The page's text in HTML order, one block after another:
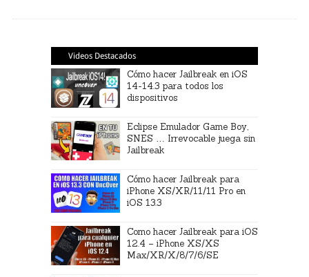
Videos Destacados
Cómo hacer Jailbreak en iOS
14-14.3 para todos los
dispositivos
Eclipse Emulador Game Boy,
SNES … Irrevocable juega sin
Jailbreak
Cómo hacer Jailbreak para
iPhone XS/XR/11/11 Pro en
iOS 13.3
Como hacer Jailbreak para iOS
12.4 – iPhone XS/XS
Max/XR/X/8/7/6/SE